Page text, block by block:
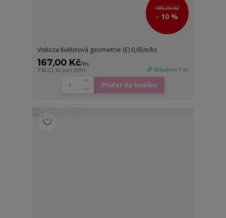
185,00 Kč
- 10 %
Viskoza Květinová geometrie (E) 0,65m/ks
167,00 Kč/ks
138,02 Kč bez DPH 🌈 Skladem 1 ks
Přidat do košíku